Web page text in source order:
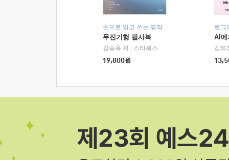
손으로 읽고 쓰는 명작
무진기행 필사북
김승옥 저
스타북스
19,800원
로그
AI에
김혜